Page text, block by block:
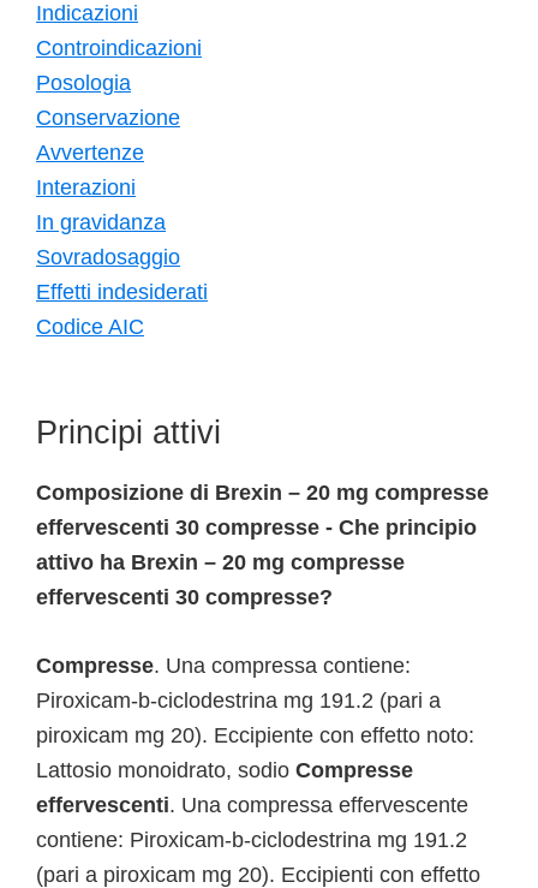
Indicazioni
Controindicazioni
Posologia
Conservazione
Avvertenze
Interazioni
In gravidanza
Sovradosaggio
Effetti indesiderati
Codice AIC
Principi attivi
Composizione di Brexin – 20 mg compresse
effervescenti 30 compresse - Che principio
attivo ha Brexin – 20 mg compresse
effervescenti 30 compresse?
Compresse. Una compressa contiene:
Piroxicam-b-ciclodestrina mg 191.2 (pari a
piroxicam mg 20). Eccipiente con effetto noto:
Lattosio monoidrato, sodio Compresse
effervescenti. Una compressa effervescente
contiene: Piroxicam-b-ciclodestrina mg 191.2
(pari a piroxicam mg 20). Eccipienti con effetto